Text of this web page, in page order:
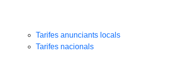
Tarifes anunciants locals
Tarifes nacionals